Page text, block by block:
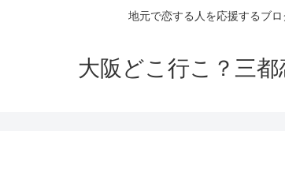
地元で恋する人を応援するブロ
大阪どこ行こ？三都